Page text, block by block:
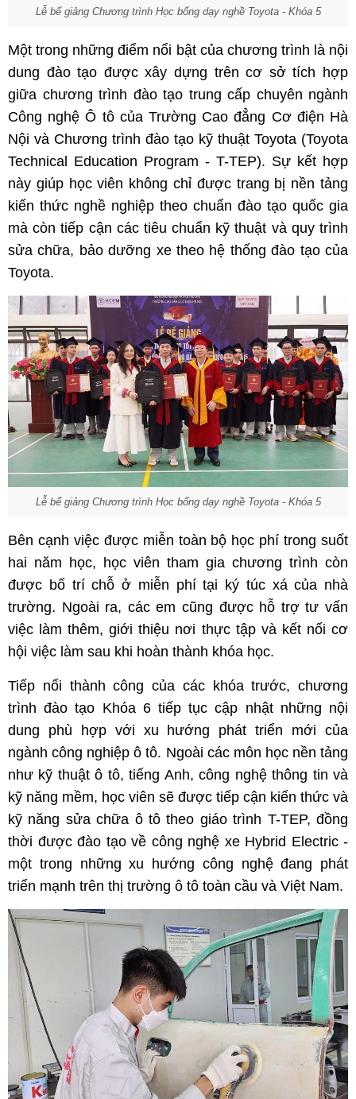
Lễ bế giảng Chương trình Học bổng dạy nghề Toyota - Khóa 5
Một trong những điểm nổi bật của chương trình là nội
dung đào tạo được xây dựng trên cơ sở tích hợp
giữa chương trình đào tạo trung cấp chuyên ngành
Công nghệ Ô tô của Trường Cao đẳng Cơ điện Hà
Nội và Chương trình đào tạo kỹ thuật Toyota (Toyota
Technical Education Program - T-TEP). Sự kết hợp
này giúp học viên không chỉ được trang bị nền tảng
kiến thức nghề nghiệp theo chuẩn đào tạo quốc gia
mà còn tiếp cận các tiêu chuẩn kỹ thuật và quy trình
sửa chữa, bảo dưỡng xe theo hệ thống đào tạo của
Toyota.
Lễ bế giảng Chương trình Học bổng dạy nghề Toyota - Khóa 5
Bên cạnh việc được miễn toàn bộ học phí trong suốt
hai năm học, học viên tham gia chương trình còn
được bố trí chỗ ở miễn phí tại ký túc xá của nhà
trường. Ngoài ra, các em cũng được hỗ trợ tư vấn
việc làm thêm, giới thiệu nơi thực tập và kết nối cơ
hội việc làm sau khi hoàn thành khóa học.
Tiếp nối thành công của các khóa trước, chương
trình đào tạo Khóa 6 tiếp tục cập nhật những nội
dung phù hợp với xu hướng phát triển mới của
ngành công nghiệp ô tô. Ngoài các môn học nền tảng
như kỹ thuật ô tô, tiếng Anh, công nghệ thông tin và
kỹ năng mềm, học viên sẽ được tiếp cận kiến thức và
kỹ năng sửa chữa ô tô theo giáo trình T-TEP, đồng
thời được đào tạo về công nghệ xe Hybrid Electric -
một trong những xu hướng công nghệ đang phát
triển mạnh trên thị trường ô tô toàn cầu và Việt Nam.